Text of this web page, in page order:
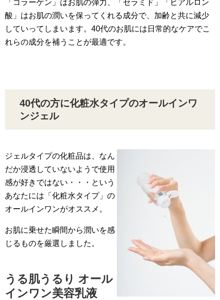
「コラーゲン」はお肌の弾力、「セラミド」「ヒアルロン
酸」はお肌の潤いを保ってくれる成分で、加齢と共に減少
していってしまいます。40代のお肌には日常的なケアでこ
れらの成分を補うことが最適です。
40代の方に化粧水タイプのオールインワ
ンジェル
ジェルタイプの化粧品は、なん
だか浸透していないようで使用
感が好きではない・・・という
あなたには「化粧水タイプ」の
オールインワンがオススメ。
お肌に乗せた瞬間から潤いを感
じるものを厳選しました。
うる肌うるり オール
インワン美容乳液